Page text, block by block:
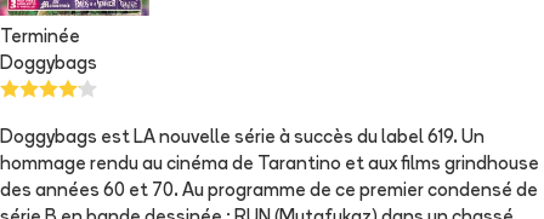
Terminée
Doggybags
Doggybags est LA nouvelle série à succès du label 619. Un
hommage rendu au cinéma de Tarantino et aux films grindhouse
des années 60 et 70. Au programme de ce premier condensé de